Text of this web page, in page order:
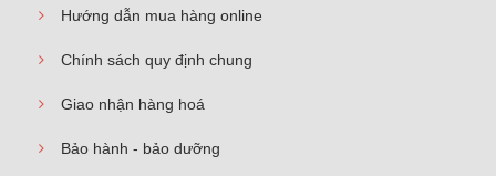
Hướng dẫn mua hàng online
Chính sách quy định chung
Giao nhận hàng hoá
Bảo hành - bảo dưỡng